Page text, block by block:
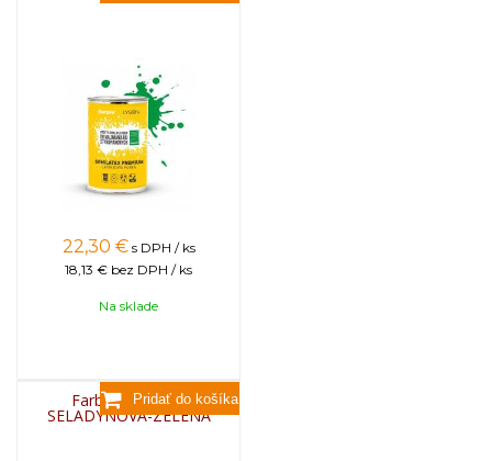
22,30 € s DPH / ks
18,13 € bez DPH / ks
Na sklade
Farba na úle 1l -
SELADYNOVÁ-ZELENÁ